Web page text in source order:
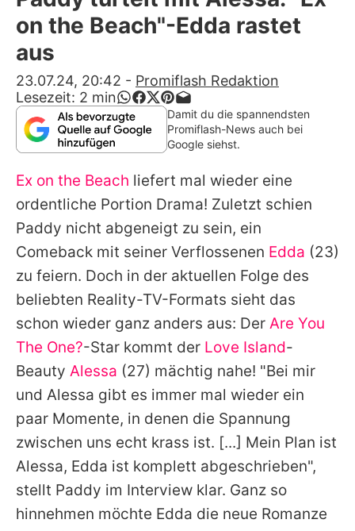
Alle Themen auf Promiflash
App runterladen
Team
Redaktionelle Richtlinien
Impressum
Datenschutzerklärung
Nutzungsbedingungen
Utiq verwalten
on the Beach"-Edda rastet
aus
23.07.24, 20:42 - Promiflash Redaktion
Lesezeit: 2 min
Damit du die spannendsten
Promiflash-News auch bei
Google siehst.
Ex on the Beach liefert mal wieder eine
ordentliche Portion Drama! Zuletzt schien
Paddy nicht abgeneigt zu sein, ein
Comeback mit seiner Verflossenen Edda (23)
zu feiern. Doch in der aktuellen Folge des
beliebten Reality-TV-Formats sieht das
schon wieder ganz anders aus: Der Are You
The One?-Star kommt der Love Island-
Beauty Alessa (27) mächtig nahe! "Bei mir
und Alessa gibt es immer mal wieder ein
paar Momente, in denen die Spannung
zwischen uns echt krass ist. [...] Mein Plan ist
Alessa, Edda ist komplett abgeschrieben",
stellt Paddy im Interview klar. Ganz so
hinnehmen möchte Edda die neue Romanze